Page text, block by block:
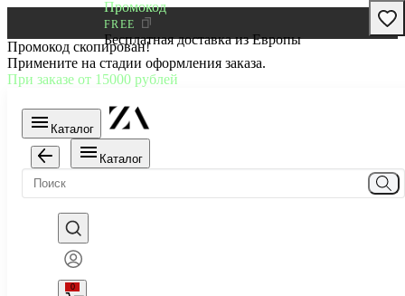
Промокод
FREE
Бесплатная доставка из Европы
Промокод скопирован!
Примените на стадии оформления заказа.
При заказе от 15000 рублей
Каталог
Каталог
0